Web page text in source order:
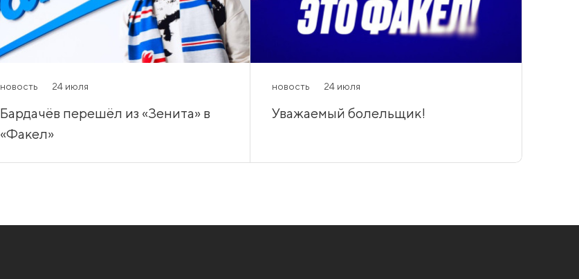
новость 24 июля
Бардачёв перешёл из «Зенита» в
«Факел»
новость 24 июля
Уважаемый болельщик!